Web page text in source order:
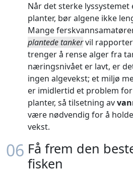
Når det sterke
planter, bør algene ikke
Mange
plantede tankervil
trenger å rense alger fra
næringsnivået er lavt, er
ingen algevekst; et miljø
er imidlertid et problem
planter, så tilsetning av
være nødvendig for å
vekst.
06 Få frem den
fisken